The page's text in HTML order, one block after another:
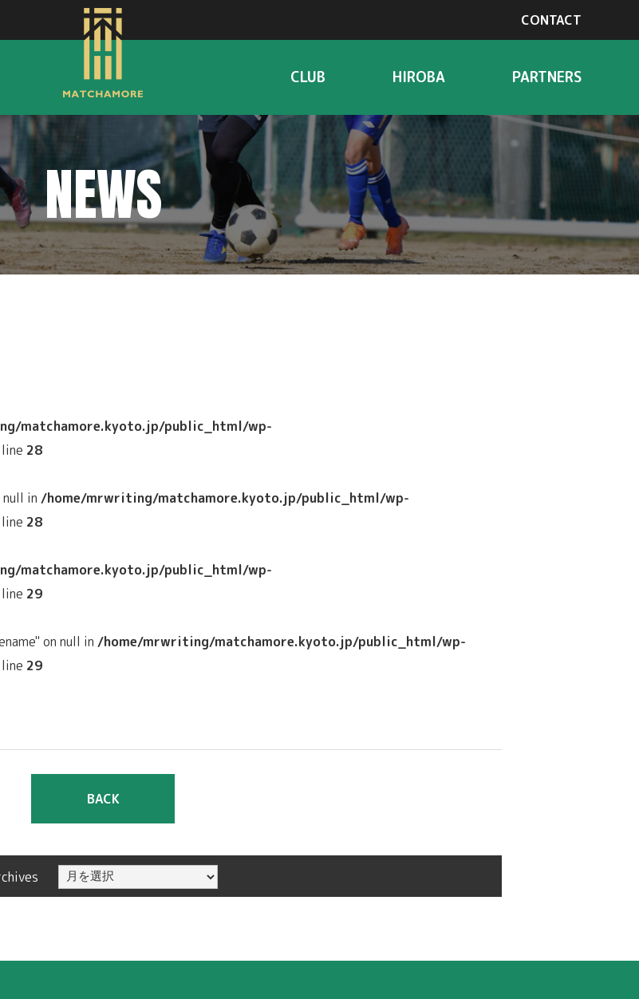
CONTACT
CLUB HIROBA PARTNERS
NEWS
matchamore.kyoto.jp/public_html/wp-
28
in /home/mrwriting/matchamore.kyoto.jp/public_html/wp-
28
matchamore.kyoto.jp/public_html/wp-
29
on null in /home/mrwriting/matchamore.kyoto.jp/public_html/wp-
29
BACK